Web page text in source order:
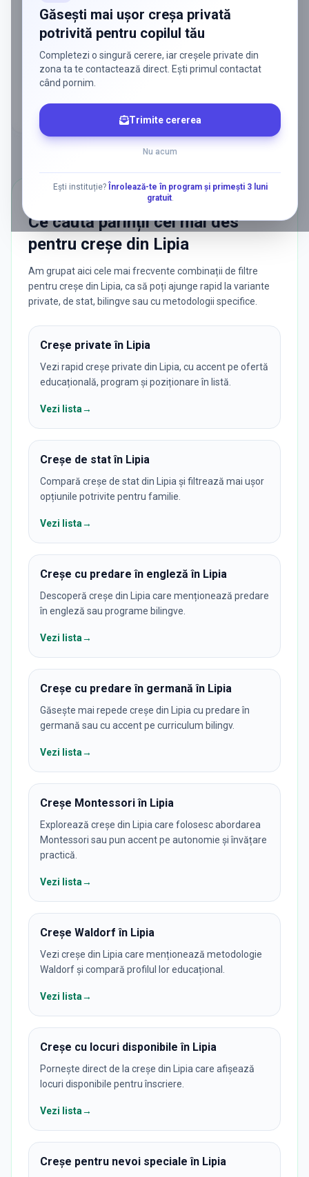
Găsești mai ușor creșa privată
potrivită pentru copilul tău
Completezi o singură cerere, iar creșele private din
zona ta te contactează direct. Ești primul contactat
când pornim.
Trimite cererea
Nu acum
Ești instituție?
Înrolează-te în program și primești 3 luni
gratuit.
cu familiile care au nevoie de ele — fără
reclamă generală, fără risipă.
Discută despre o colaborare
Ce caută părinții cel mai des
pentru creșe din Lipia
Am grupat aici cele mai frecvente combinații de filtre
pentru creșe din Lipia, ca să poți ajunge rapid la variante
private, de stat, bilingve sau cu metodologii specifice.
Creșe private în Lipia
Vezi rapid creșe private din Lipia, cu accent pe ofertă
educațională, program și poziționare în listă.
Vezi lista→
Creșe de stat în Lipia
Compară creșe de stat din Lipia și filtrează mai ușor
opțiunile potrivite pentru familie.
Vezi lista→
Creșe cu predare în engleză în Lipia
Descoperă creșe din Lipia care menționează predare
în engleză sau programe bilingve.
Vezi lista→
Creșe cu predare în germană în Lipia
Găsește mai repede creșe din Lipia cu predare în
germană sau cu accent pe curriculum bilingv.
Vezi lista→
Creșe Montessori în Lipia
Explorează creșe din Lipia care folosesc abordarea
Montessori sau pun accent pe autonomie și învățare
practică.
Vezi lista→
Creșe Waldorf în Lipia
Vezi creșe din Lipia care menționează metodologie
Waldorf și compară profilul lor educațional.
Vezi lista→
Creșe cu locuri disponibile în Lipia
Pornește direct de la creșe din Lipia care afișează
locuri disponibile pentru înscriere.
Vezi lista→
Creșe pentru nevoi speciale în Lipia